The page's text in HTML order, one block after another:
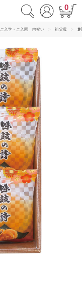
0
ご入学・ご入園 内祝い 祖父母